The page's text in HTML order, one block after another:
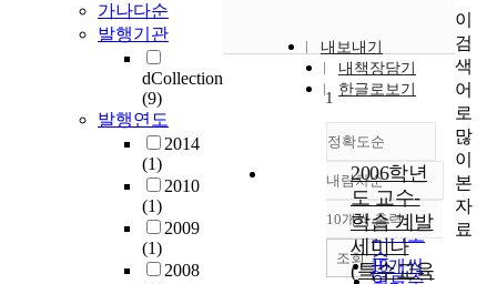
가나다순
발행기관
dCollection
(9)
발행연도
2014
(1)
2010
(1)
2009
(1)
2008
내보내기
내책장담기
한글로보기
정확도순
정확도
순
인기도
순
내림차순
내림차순
10개씩 출력
10개씩
조회
1
2006학년
도 교수-
학습 계발
세미나
(특수교육
이
검
색
어
로
많
이
본
자
료